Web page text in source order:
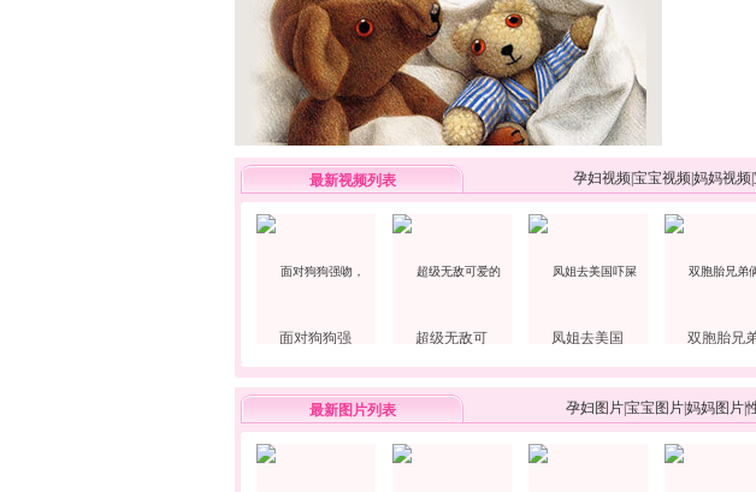
最新视频列表 孕妇视频宝宝视频妈妈视频
面对狗狗强 超级无敌可 凤姐去美国 双胞胎兄
最新图片列表 孕妇图片宝宝图片妈妈图片